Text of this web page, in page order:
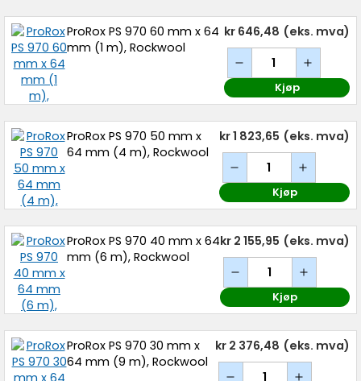
ProRox PS 970 60 mm x 64
mm (1 m), Rockwool
kr 646,48 (eks. mva)
Kjøp
ProRox PS 970 50 mm x
64 mm (4 m), Rockwool
kr 1 823,65 (eks. mva)
Kjøp
ProRox PS 970 40 mm x 64
mm (6 m), Rockwool
kr 2 155,95 (eks. mva)
Kjøp
ProRox PS 970 30 mm x
64 mm (9 m), Rockwool
kr 2 376,48 (eks. mva)